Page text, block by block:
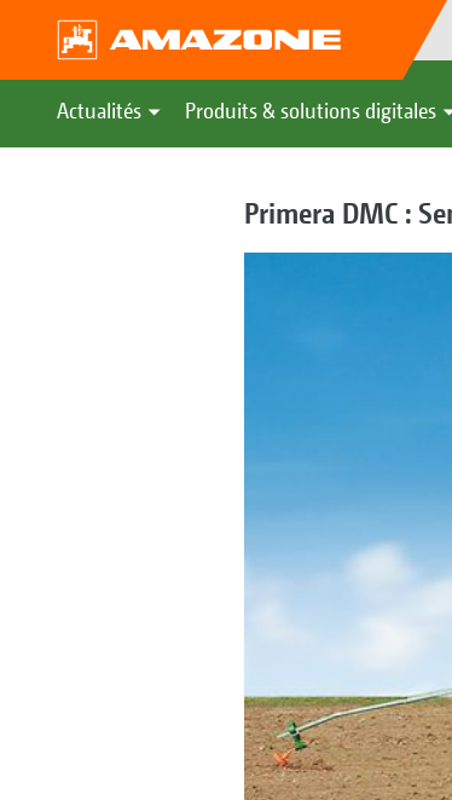
Actualités Produits & solutions digitales
Primera DMC :